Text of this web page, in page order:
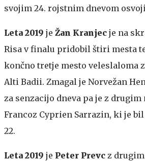
svojim 24. rojstnim dnevom
Leta 2019 je Žan Kranjec je na
Risa v finalu pridobil štiri mesta
končno tretje mesto veleslaloma
Alti Badii. Zmagal je Norvežan
za senzacijo dneva pa je z
Francoz Cyprien Sarrazin, ki je
22.
Leta 2019 je Peter Prevc z